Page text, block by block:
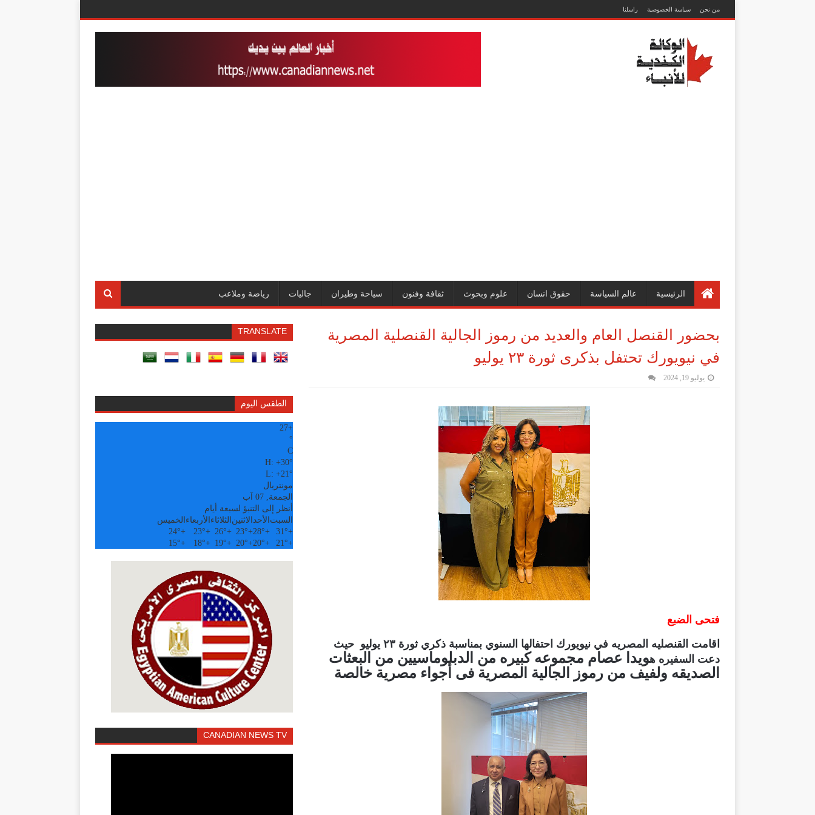
من نحن سياسة الخصوصية راسلنا
الرئيسية عالم السياسة حقوق انسان علوم وبحوث ثقافة وفنون سياحة وطيران جاليات رياضة وملاعب
بحضور القنصل العام والعديد من رموز الجالية القنصلية المصرية
في نيويورك تحتفل بذكرى ثورة ٢٣ يوليو
يوليو 19, 2024
فتحى الضبع
اقامت القنصليه المصريه في نيويورك احتفالها السنوي بمناسبة ذكري ثورة ٢٣ يوليو حيث
دعت السفيره هويدا عصام مجموعه كبيره من الدبلوماسيين من البعثات
الصديقه ولفيف من رموز الجالية المصرية فى أجواء مصرية خالصة
TRANSLATE
الطقس اليوم
+
27
°
C
H: +30°
L: +21°
مونتريال
الجمعة, 07 آب
أنظر إلى التنبؤ لسبعة أيام
السبت الأحد الاثنين الثلاثاء الأربعاء الخميس
+
31°
+
28°
+
23°
+
26°
+
23°
+
24°
+
21°
+
20°
+
20°
+
19°
+
18°
+
15°
CANADIAN NEWS TV